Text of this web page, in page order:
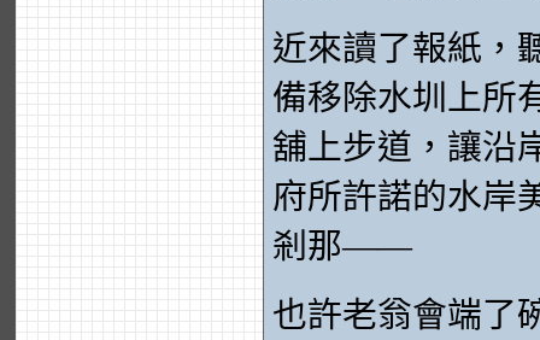
近來讀了報紙，
備移除水圳上所
舖上步道，讓沿
府所許諾的水岸
剎那——
也許老翁會端了